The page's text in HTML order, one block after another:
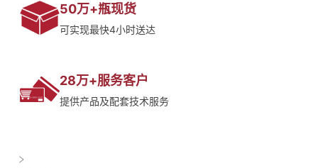
50万+瓶现货
可实现最快4小时送达
28万+服务客户
提供产品及配套技术服务